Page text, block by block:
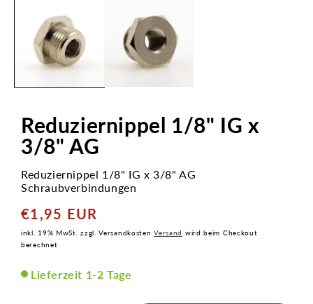
Reduziernippel 1/8" IG x
3/8" AG
Reduziernippel 1/8" IG x 3/8" AG
Schraubverbindungen
Normaler
Preis
€1,95 EUR
inkl. 19% MwSt. zzgl. VersandkostenVersand wird beim Checkout
berechnet
Lieferzeit 1-2 Tage